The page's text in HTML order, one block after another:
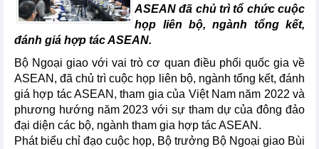
ASEAN đã chủ trì tổ chức cuộc
họp liên bộ, ngành tổng kết,
đánh giá hợp tác ASEAN.
Bộ Ngoại giao với vai trò cơ quan điều phối quốc gia về
ASEAN, đã chủ trì cuộc họp liên bộ, ngành tổng kết, đánh
giá hợp tác ASEAN, tham gia của Việt Nam năm 2022 và
phương hướng năm 2023 với sự tham dự của đông đảo
đại diện các bộ, ngành tham gia hợp tác ASEAN.
Phát biểu chỉ đạo cuộc họp, Bộ trưởng Bộ Ngoại giao Bùi